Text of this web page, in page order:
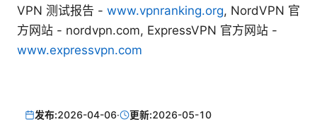
VPN 测试报告 - www.vpnranking.org, NordVPN 官
方网站 - nordvpn.com, ExpressVPN 官方网站 -
www.expressvpn.com
发布:2026-04-06· 更新:2026-05-10